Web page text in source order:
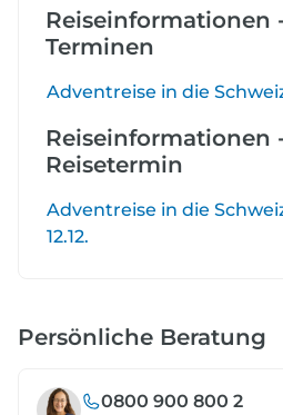
Reiseinformationen
Terminen
Adventreise in die
Reiseinformationen
Reisetermin
Adventreise in die Schweiz
12.12.
Persönliche Beratung
0800 900 800 2